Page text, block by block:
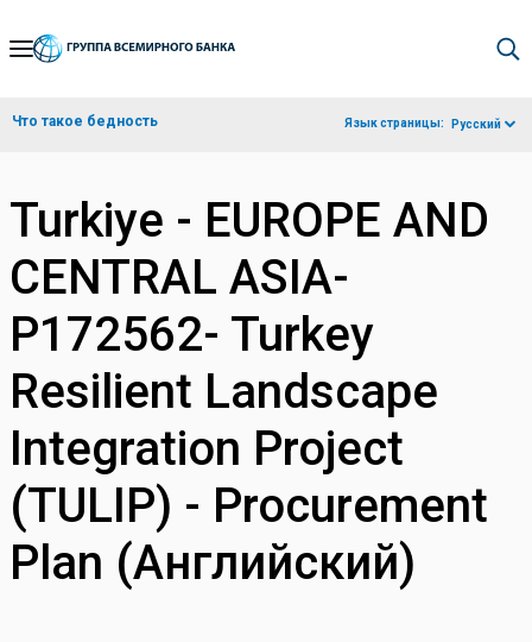
Skip
Navigation
Что такое бедность Язык страницы: Русский
Turkiye - EUROPE AND
CENTRAL ASIA-
P172562- Turkey
Resilient Landscape
Integration Project
(TULIP) - Procurement
Plan (Английский)